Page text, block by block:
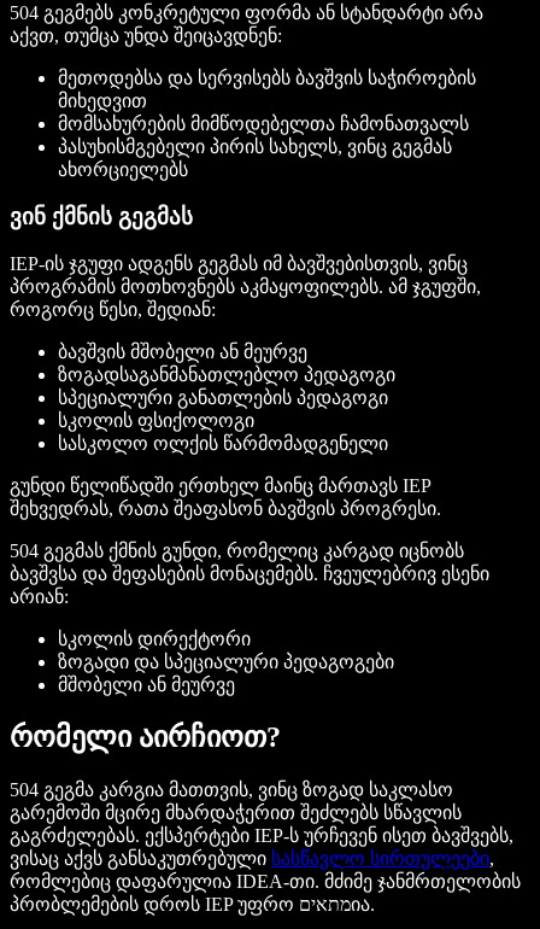
504 გეგმებს კონკრეტული ფორმა ან სტანდარტი არა
აქვთ, თუმცა უნდა შეიცავდნენ:
მეთოდებსა და სერვისებს ბავშვის საჭიროების
მიხედვით
მომსახურების მიმწოდებელთა ჩამონათვალს
პასუხისმგებელი პირის სახელს, ვინც გეგმას
ახორციელებს
ვინ ქმნის გეგმას
IEP-ის ჯგუფი ადგენს გეგმას იმ ბავშვებისთვის, ვინც
პროგრამის მოთხოვნებს აკმაყოფილებს. ამ ჯგუფში,
როგორც წესი, შედიან:
ბავშვის მშობელი ან მეურვე
ზოგადსაგანმანათლებლო პედაგოგი
სპეციალური განათლების პედაგოგი
სკოლის ფსიქოლოგი
სასკოლო ოლქის წარმომადგენელი
გუნდი წელიწადში ერთხელ მაინც მართავს IEP
შეხვედრას, რათა შეაფასონ ბავშვის პროგრესი.
504 გეგმას ქმნის გუნდი, რომელიც კარგად იცნობს
ბავშვსა და შეფასების მონაცემებს. ჩვეულებრივ ესენი
არიან:
სკოლის დირექტორი
ზოგადი და სპეციალური პედაგოგები
მშობელი ან მეურვე
რომელი აირჩიოთ?
504 გეგმა კარგია მათთვის, ვინც ზოგად საკლასო
გარემოში მცირე მხარდაჭერით შეძლებს სწავლის
გაგრძელებას. ექსპერტები IEP-ს ურჩევენ ისეთ ბავშვებს,
ვისაც აქვს განსაკუთრებული სასწავლო სირთულეები,
რომლებიც დაფარულია IDEA-თი. მძიმე ჯანმრთელობის
პრობლემების დროს IEP უფრო מתאיםია.